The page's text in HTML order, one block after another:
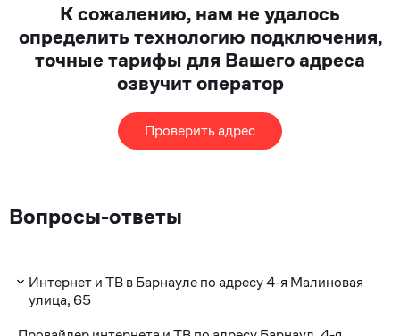
К сожалению, нам не удалось
определить технологию подключения,
точные тарифы для Вашего адреса
озвучит оператор
Проверить адрес
Вопросы-ответы
Интернет и ТВ в Барнауле по адресу 4-я Малиновая
улица, 65